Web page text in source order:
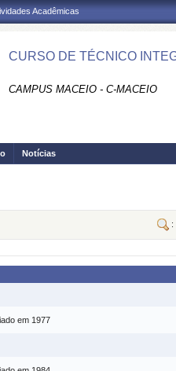
Acadêmicas
CURSO DE TÉCNICO
CAMPUS MACEIO - C-MACEIO
Notícias
:
em 1977